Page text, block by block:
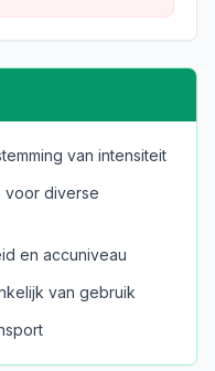
van intensiteit
voor diverse
en accuniveau
van gebruik